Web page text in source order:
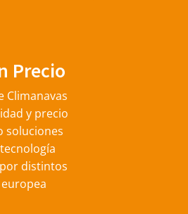
Precio
Climanavas
y precio
soluciones
distintos